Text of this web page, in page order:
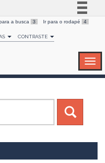
Simplifique!
Comunica BR
Canais
a busca 3 Ir para o rodapé 4
CONTRASTE